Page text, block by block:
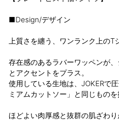
■Design/デザイン
上質さを纏う、ワンランク上のT
存在感のあるラバーワッペンが
とアクセントをプラス。
使用している生地は、JOKERで
ミアムカットソー」と同じものを
ほどよい肉厚感と抜群の肌ざわ